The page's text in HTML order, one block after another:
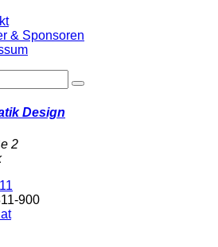
& Sponsoren
Design
2
900